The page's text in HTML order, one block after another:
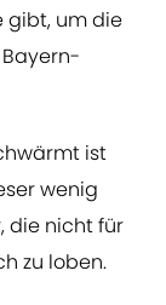
gibt, um die
ist
wenig
die nicht für
zu loben.